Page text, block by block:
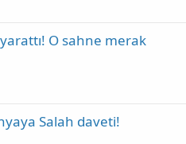
O sahne merak
Salah daveti!